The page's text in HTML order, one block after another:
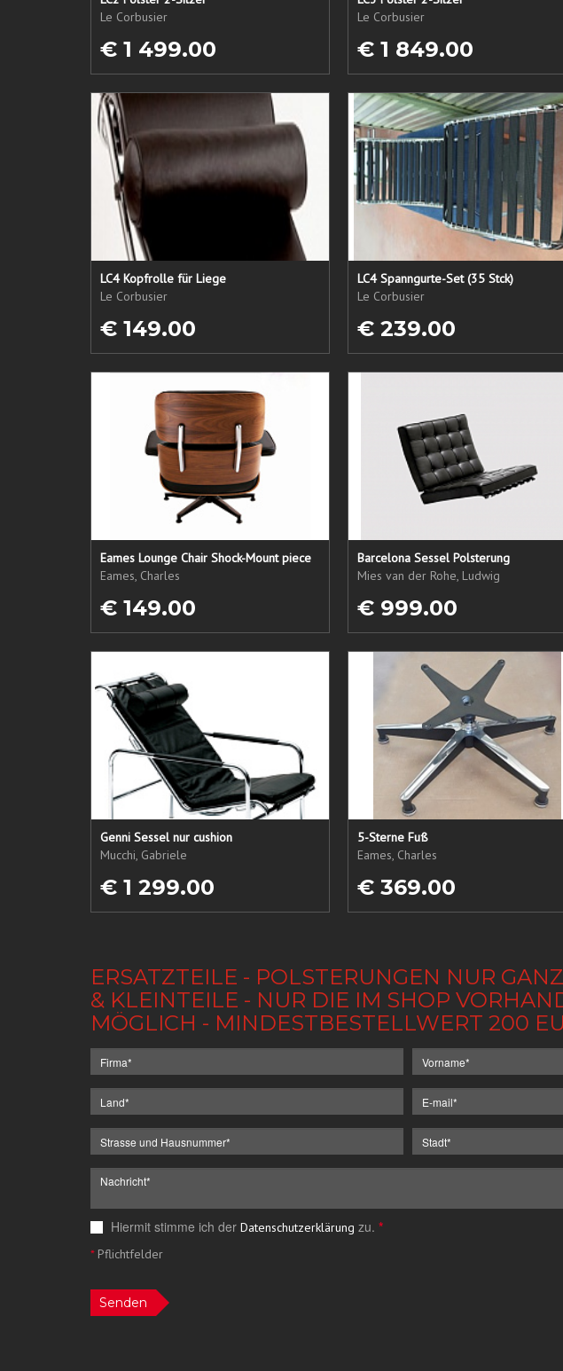
Le Corbusier
€ 1 499.00
Le Corbusier
€ 1 849.00
LC4 Kopfrolle für Liege
Le Corbusier
€ 149.00
LC4 Spanngurte-Set (35 Stck)
Le Corbusier
€ 239.00
Eames Lounge Chair Shock-Mount piece
Eames, Charles
€ 149.00
Barcelona Sessel Polsterung
Mies van der Rohe, Ludwig
€ 999.00
Genni Sessel nur cushion
Mucchi, Gabriele
€ 1 299.00
5-Sterne Fuß
Eames, Charles
€ 369.00
ERSATZTEILE - POLSTERUNGEN NUR
& KLEINTEILE - NUR DIE IM SHOP
MÖGLICH - MINDESTBESTELLWERT 200
Hiermit stimme ich der Datenschutzerklärung zu. *
*Pflichtfelder
Senden